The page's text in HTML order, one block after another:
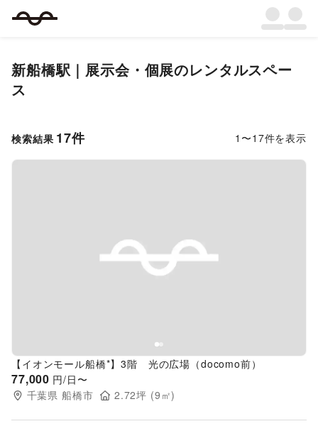
新船橋駅｜展示会・個展のレンタルスペー
ス
検索結果 17件 1 〜17件を表示
Previous slide
【イオンモール船橋*】3階 光の広場（docomo前）
77,000 円/日〜
千葉県 船橋市 2.72坪 (9 ㎡)